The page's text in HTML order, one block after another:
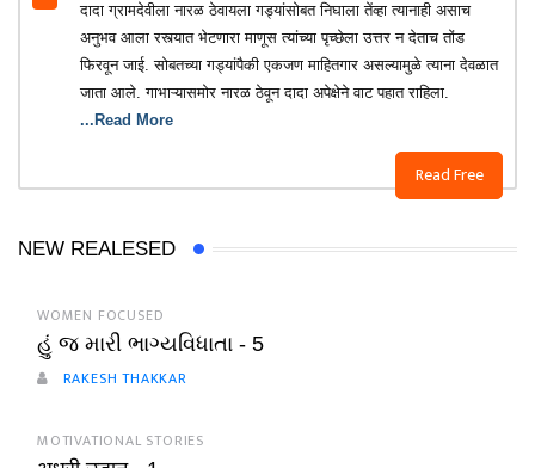
Read Free
दादा ग्रामदेवीला नारळ ठेवायला गड्यांसोबत निघाला तेंव्हा त्यानाही असाच
अनुभव आला रस्त्यात भेटणारा माणूस त्यांच्या पृच्छेला उत्तर न देताच तोंड
फिरवून जाई. सोबतच्या गड्यांपैकी एकजण माहितगार असल्यामुळे त्याना देवळात
जाता आले. गाभाऱ्यासमोर नारळ ठेवून दादा अपेक्षेने वाट पहात राहिला.
...Read More
NEW REALESED
WOMEN FOCUSED
હું જ મારી ભાગ્યવિધાતા - 5
RAKESH THAKKAR
MOTIVATIONAL STORIES